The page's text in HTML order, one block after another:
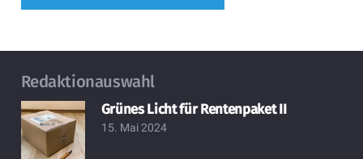
Redaktionauswahl
Grünes Licht für Rentenpaket II
15. Mai 2024